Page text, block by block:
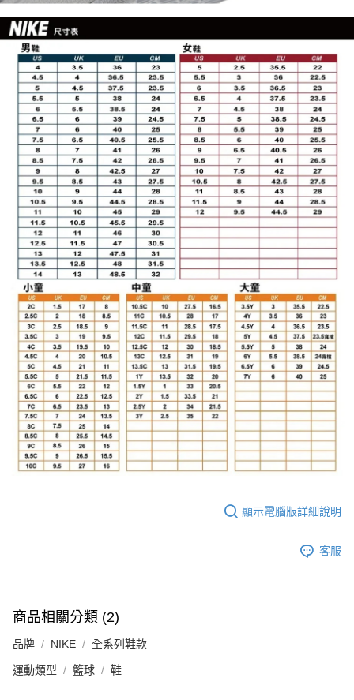
顯示電腦版詳細說明
客服
商品相關分類 (2)
品牌 NIKE 全系列鞋款
運動類型 籃球 鞋